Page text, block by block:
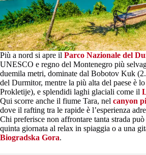
Più a nord si apre il Parco Nazionale del
UNESCO e regno del Montenegro più
duemila metri, dominate dal Bobotov Kuk
del Durmitor, mentre la più alta del paese è
Prokletije), e splendidi laghi glaciali come il
Qui scorre anche il fiume Tara, nel canyon
dove il rafting tra le rapide è l’esperienza
Chi preferisce non affrontare tanta strada
quinta giornata al relax in spiaggia o a una
Biogradska Gora.